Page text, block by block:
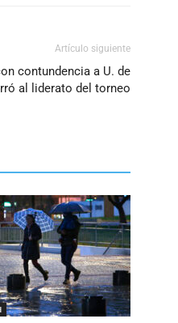
Artículo siguiente
contundencia a U. de
al liderato del torneo